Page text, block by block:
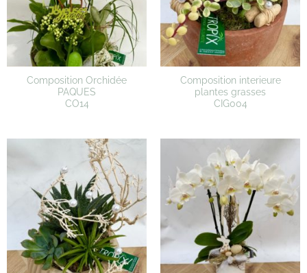
Composition Orchidée
PAQUES
CO14
Composition interieure
plantes grasses
CIG004